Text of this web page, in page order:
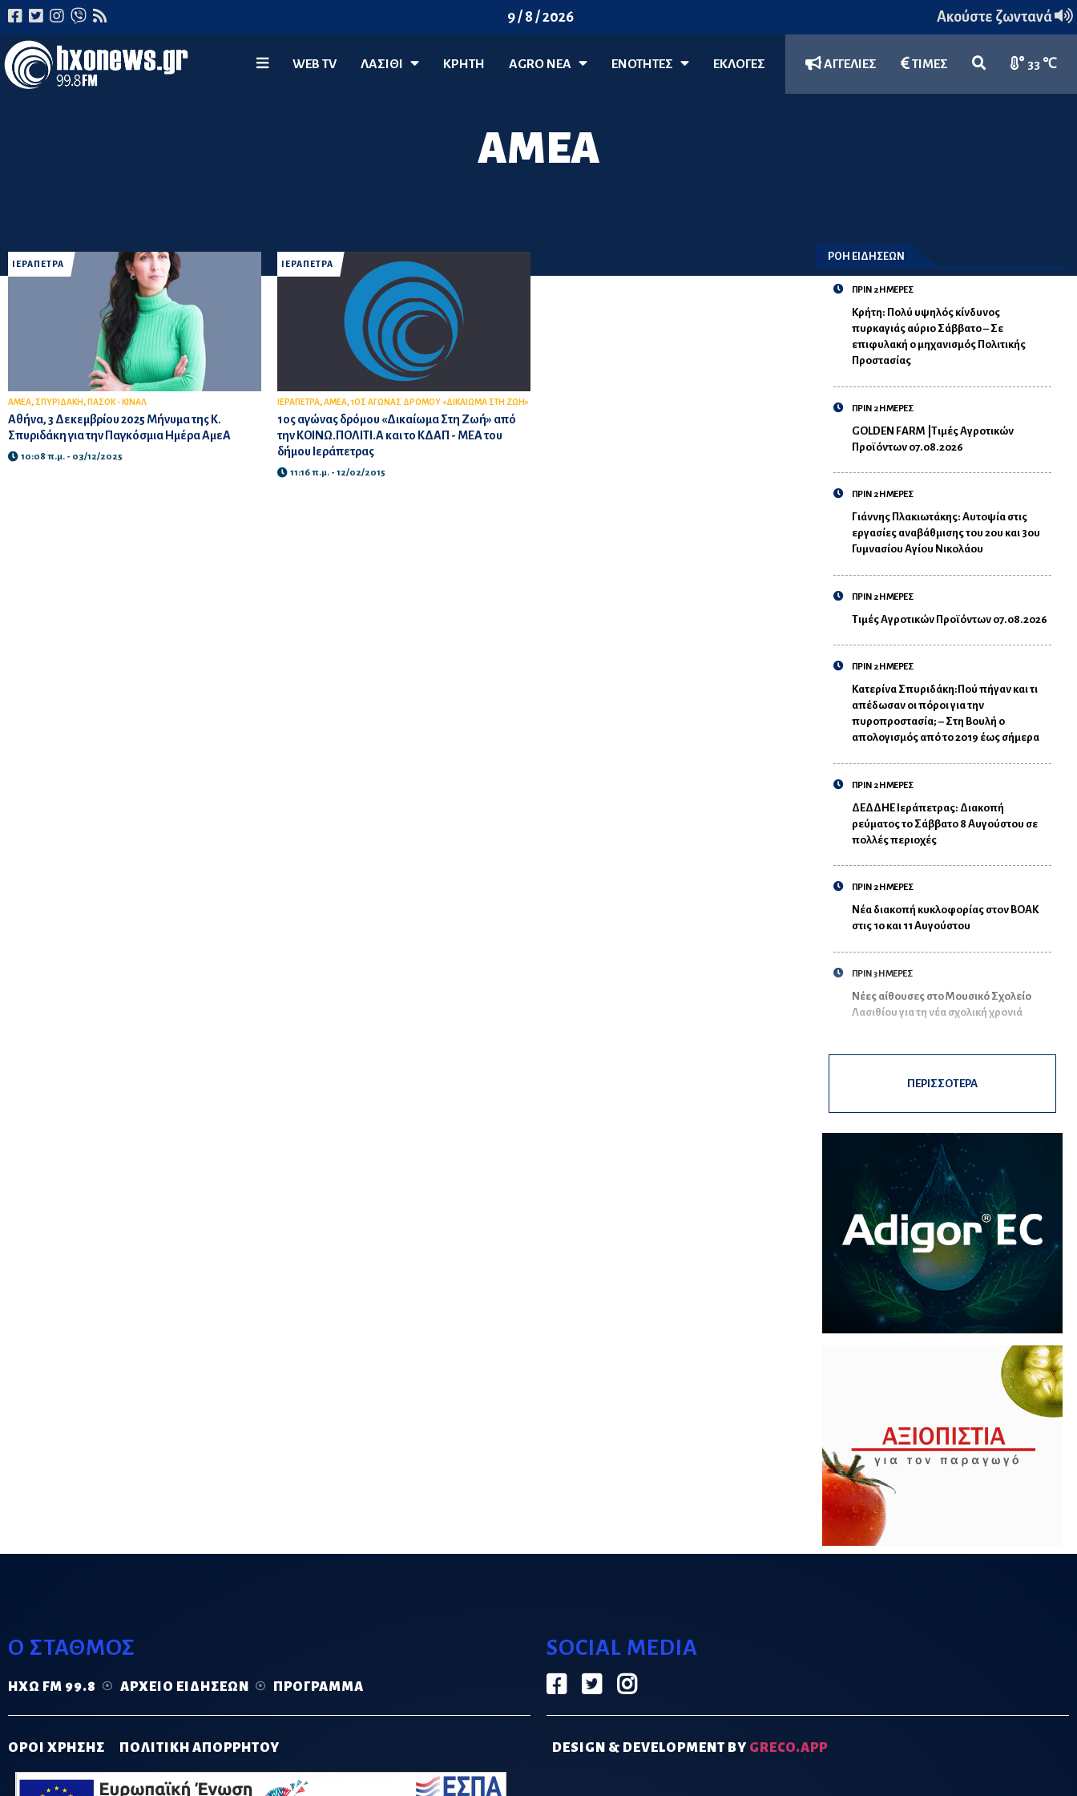
9 / 8 / 2026 Ακούστε ζωντανά
WEB TV ΛΑΣΊΘΙ ΚΡΗΤΗ AGRO ΝΈΑ ΕΝΟΤΗΤΕΣ ΕΚΛΟΓΕΣ ΑΓΓΕΛΙΕΣ ΤΙΜΕΣ 33 ℃
ΑΜΕΑ
ΙΕΡΑΠΕΤΡΑ
ΑΜΕΑ, ΣΠΥΡΙΔΑΚΗ, ΠΑΣΟΚ - ΚΙΝΑΛ
Αθήνα, 3 Δεκεμβρίου 2025 Μήνυμα της Κ.
Σπυριδάκη για την Παγκόσμια Ημέρα ΑμεΑ
10:08 π.μ. - 03/12/2025
ΙΕΡΑΠΕΤΡΑ
ΙΕΡΑΠΕΤΡΑ,ΑΜΕΑ,1ΟΣ ΑΓΩΝΑΣ ΔΡΟΜΟΥ «ΔΙΚΑΙΩΜΑ ΣΤΗ ΖΩΗ»
1ος αγώνας δρόμου «Δικαίωμα Στη Ζωή» από
την ΚΟΙΝΩ.ΠΟΛΙΤΙ.Α και το ΚΔΑΠ - ΜΕΑ του
δήμου Ιεράπετρας
11:16 π.μ. - 12/02/2015
ΡΟΗ ΕΙΔΗΣΕΩΝ
ΠΡΙΝ 2 ΗΜΕΡΕΣ
Κρήτη: Πολύ υψηλός κίνδυνος
πυρκαγιάς αύριο Σάββατο – Σε
επιφυλακή ο μηχανισμός Πολιτικής
Προστασίας
ΠΡΙΝ 2 ΗΜΕΡΕΣ
GOLDEN FARM |Τιμές Αγροτικών
Προϊόντων 07.08.2026
ΠΡΙΝ 2 ΗΜΕΡΕΣ
Γιάννης Πλακιωτάκης: Αυτοψία στις
εργασίες αναβάθμισης του 2ου και 3ου
Γυμνασίου Αγίου Νικολάου
ΠΡΙΝ 2 ΗΜΕΡΕΣ
Τιμές Αγροτικών Προϊόντων 07.08.2026
ΠΡΙΝ 2 ΗΜΕΡΕΣ
Κατερίνα Σπυριδάκη:Πού πήγαν και τι
απέδωσαν οι πόροι για την
πυροπροστασία; – Στη Βουλή ο
απολογισμός από το 2019 έως σήμερα
ΠΡΙΝ 2 ΗΜΕΡΕΣ
ΔΕΔΔΗΕ Ιεράπετρας: Διακοπή
ρεύματος το Σάββατο 8 Αυγούστου σε
πολλές περιοχές
ΠΡΙΝ 2 ΗΜΕΡΕΣ
Νέα διακοπή κυκλοφορίας στον ΒΟΑΚ
στις 10 και 11 Αυγούστου
ΠΡΙΝ 3 ΗΜΕΡΕΣ
Νέες αίθουσες στο Μουσικό Σχολείο
Λασιθίου για τη νέα σχολική χρονιά
ΠΕΡΙΣΣΟΤΕΡΑ
Ο ΣΤΑΘΜΟΣ
ΗΧΏ FM 99.8 ΑΡΧΕΊΟ ΕΙΔΉΣΕΩΝ ΠΡΌΓΡΑΜΜΑ
SOCIAL MEDIA
ΟΡΟΙ ΧΡΗΣΗΣ ΠΟΛΙΤΙΚΗ ΑΠΟΡΡΗΤΟΥ DESIGN & DEVELOPMENT BY GRECO.APP